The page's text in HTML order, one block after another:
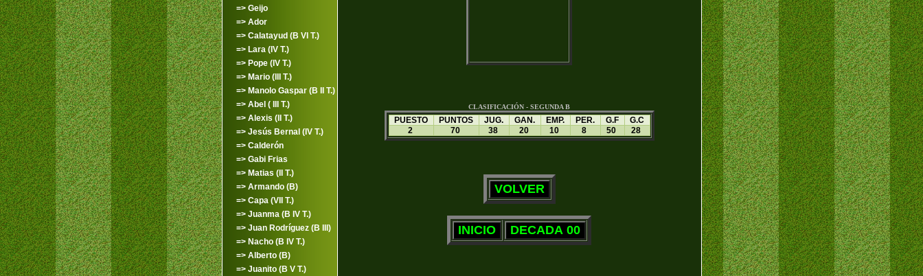
=> Geijo
=> Ador
=> Calatayud (B VI T.)
=> Lara (IV T.)
=> Pope (IV T.)
=> Mario (III T.)
=> Manolo Gaspar (B II T.)
=> Abel ( III T.)
=> Alexis (II T.)
=> Jesús Bernal (IV T.)
=> Calderón
=> Gabi Frias
=> Matias (II T.)
=> Armando (B)
=> Capa (VII T.)
=> Juanma (B IV T.)
=> Juan Rodríguez (B III)
=> Nacho (B IV T.)
=> Alberto (B)
=> Juanito (B V T.)
CLASIFICACIÓN - SEGUNDA B
PUESTO PUNTOS JUG. GAN. EMP. PER. G.F
G.C
2
70 38 20 10 8 50 28